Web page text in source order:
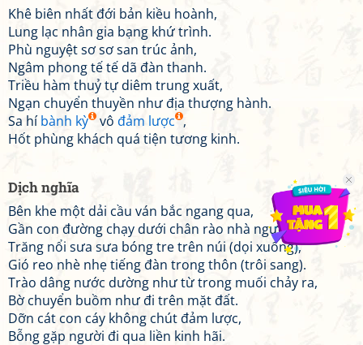
Khê biên nhất đới bản kiều hoành,
Lung lạc nhân gia bạng khứ trình.
Phù nguyệt sơ sơ san trúc ảnh,
Ngâm phong tế tế dã đàn thanh.
Triều hàm thuỷ tự diêm trung xuất,
Ngạn chuyển thuyền như địa thượng hành.
Sa híbành kỳ vô đảm lược ,
Hốt phùng khách quá tiện tương kinh.
Dịch nghĩa
Bên khe một dải cầu ván bắc ngang qua,
Gần con đường chạy dưới chân rào nhà người.
Trăng nổi sưa sưa bóng tre trên núi (dọi xuống),
Gió reo nhè nhẹ tiếng đàn trong thôn (trôi sang).
Trào dâng nước dường như từ trong muối chảy ra,
Bờ chuyển buồm như đi trên mặt đất.
Dỡn cát con cáy không chút đảm lược,
Bỗng gặp người đi qua liền kinh hãi.